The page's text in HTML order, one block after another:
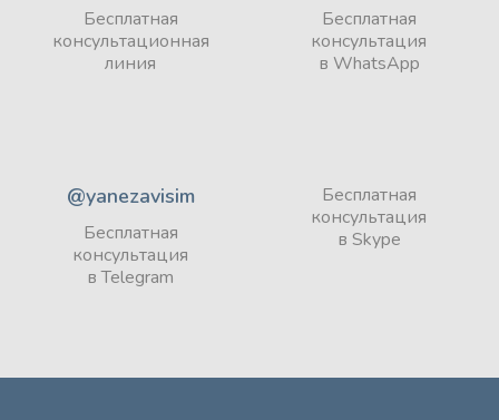
Бесплатная
консультационная
линия
Бесплатная
консультация
в WhatsApp
@yanezavisim
Бесплатная
консультация
в Telegram
Бесплатная
консультация
в Skype